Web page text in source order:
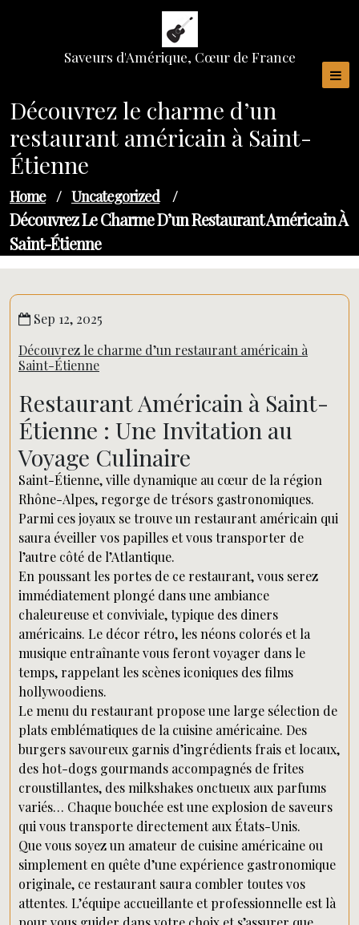
Saveurs d'Amérique, Cœur de France
Découvrez le charme d’un
restaurant américain à Saint-
Étienne
Home / Uncategorized /
Découvrez Le Charme D’un Restaurant Américain À
Saint-Étienne
Sep 12, 2025
Découvrez le charme d’un restaurant américain à
Saint-Étienne
Restaurant Américain à Saint-
Étienne : Une Invitation au
Voyage Culinaire
Saint-Étienne, ville dynamique au cœur de la région
Rhône-Alpes, regorge de trésors gastronomiques.
Parmi ces joyaux se trouve un restaurant américain qui
saura éveiller vos papilles et vous transporter de
l’autre côté de l’Atlantique.
En poussant les portes de ce restaurant, vous serez
immédiatement plongé dans une ambiance
chaleureuse et conviviale, typique des diners
américains. Le décor rétro, les néons colorés et la
musique entraînante vous feront voyager dans le
temps, rappelant les scènes iconiques des films
hollywoodiens.
Le menu du restaurant propose une large sélection de
plats emblématiques de la cuisine américaine. Des
burgers savoureux garnis d’ingrédients frais et locaux,
des hot-dogs gourmands accompagnés de frites
croustillantes, des milkshakes onctueux aux parfums
variés… Chaque bouchée est une explosion de saveurs
qui vous transporte directement aux États-Unis.
Que vous soyez un amateur de cuisine américaine ou
simplement en quête d’une expérience gastronomique
originale, ce restaurant saura combler toutes vos
attentes. L’équipe accueillante et professionnelle est là